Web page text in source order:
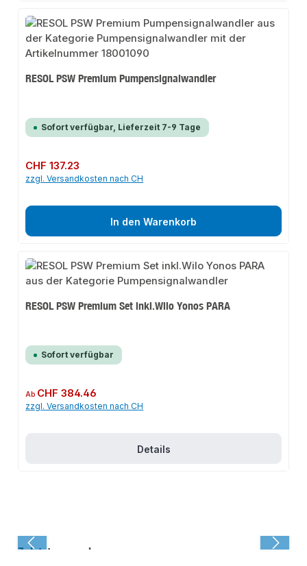
RESOL PSW Premium Pumpensignalwandler
Sofort verfügbar, Lieferzeit 7-9 Tage
Regulärer Preis:
CHF 137.23
zzgl. Versandkosten nach CH
In den Warenkorb
RESOL PSW Premium Set inkl.Wilo Yonos PARA
Sofort verfügbar
Regulärer Preis:
Ab CHF 384.46
zzgl. Versandkosten nach CH
Details
Zuletzt angesehen: